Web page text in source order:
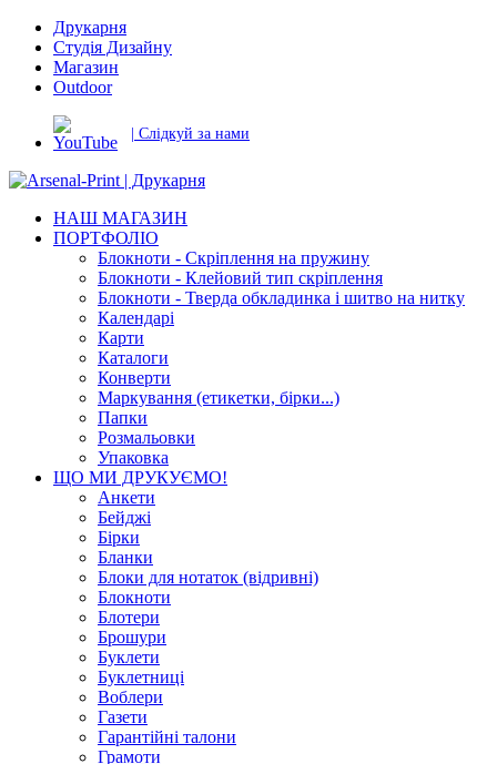
Друкарня
Студія Дизайну
Магазин
Outdoor
| Слідкуй за нами
НАШ МАГАЗИН
ПОРТФОЛІО
Блокноти - Скріплення на пружину
Блокноти - Клейовий тип скріплення
Блокноти - Тверда обкладинка і шитво на нитку
Календарі
Карти
Каталоги
Конверти
Маркування (етикетки, бірки...)
Папки
Розмальовки
Упаковка
ЩО МИ ДРУКУЄМО!
Анкети
Бейджі
Бірки
Бланки
Блоки для нотаток (відривні)
Блокноти
Блотери
Брошури
Буклети
Буклетниці
Воблери
Газети
Гарантійні талони
Грамоти